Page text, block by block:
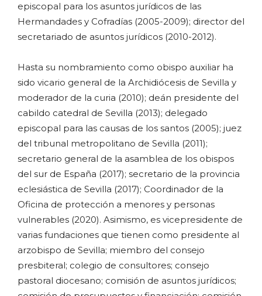
episcopal para los asuntos jurídicos de las
Hermandades y Cofradías (2005-2009); director del
secretariado de asuntos jurídicos (2010-2012).
Hasta su nombramiento como obispo auxiliar ha
sido vicario general de la Archidiócesis de Sevilla y
moderador de la curia (2010); deán presidente del
cabildo catedral de Sevilla (2013); delegado
episcopal para las causas de los santos (2005); juez
del tribunal metropolitano de Sevilla (2011);
secretario general de la asamblea de los obispos
del sur de España (2017); secretario de la provincia
eclesiástica de Sevilla (2017); Coordinador de la
Oficina de protección a menores y personas
vulnerables (2020). Asimismo, es vicepresidente de
varias fundaciones que tienen como presidente al
arzobispo de Sevilla; miembro del consejo
presbiteral; colegio de consultores; consejo
pastoral diocesano; comisión de asuntos jurídicos;